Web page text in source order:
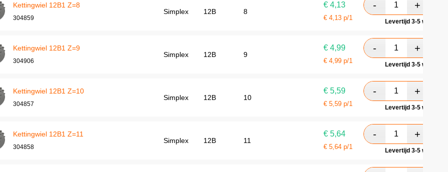
Kettingwiel 12B1 Z=8
304859
Simplex 12B 8
€ 4,13
€ 4,13 p/1 Levertijd 3-5
Kettingwiel 12B1 Z=9
304906
Simplex 12B 9
€ 4,99
€ 4,99 p/1 Levertijd 3-5
Kettingwiel 12B1 Z=10
304857
Simplex 12B 10
€ 5,59
€ 5,59 p/1 Levertijd 3-5
Kettingwiel 12B1 Z=11
304858
Simplex 12B 11
€ 5,64
€ 5,64 p/1 Levertijd 3-5